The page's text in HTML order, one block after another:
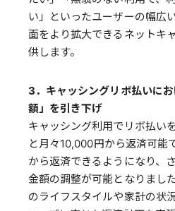
い」といったユーザーの幅広
面をより拡大できるネットキ
供します。
3．キャッシングリボ払いに
額」を引き下げ
キャッシング利用でリボ払い
と月々10,000円から返済可能
から返済できるようになり、
金額の調整が可能となりまし
のライフスタイルや家計の状